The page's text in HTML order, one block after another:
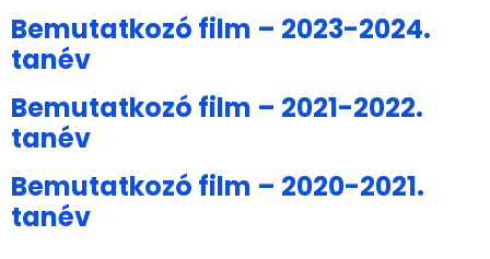
Bemutatkozó film – 2023-2024.
tanév
Bemutatkozó film – 2021-2022.
tanév
Bemutatkozó film – 2020-2021.
tanév